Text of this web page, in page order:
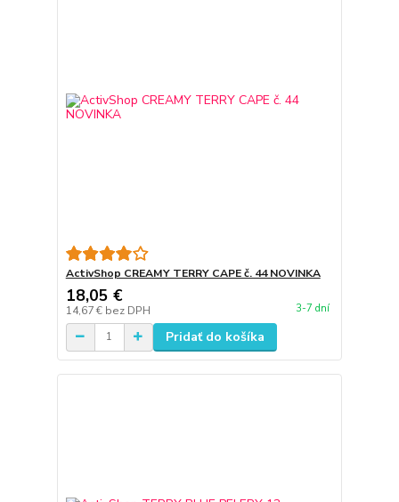
ActivShop CREAMY TERRY CAPE č. 44 NOVINKA
18,05 €
14,67 € bez DPH 3-7 dní
Pridať do košíka